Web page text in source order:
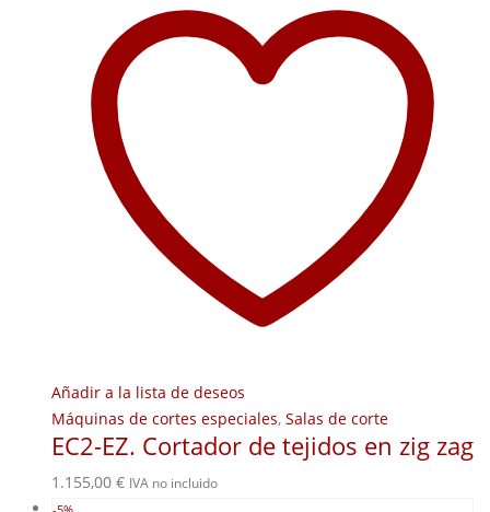
Añadir a la lista de deseos
Máquinas de cortes especiales, Salas de corte
EC2-EZ. Cortador de tejidos en zig zag
1.155,00 € IVA no incluido